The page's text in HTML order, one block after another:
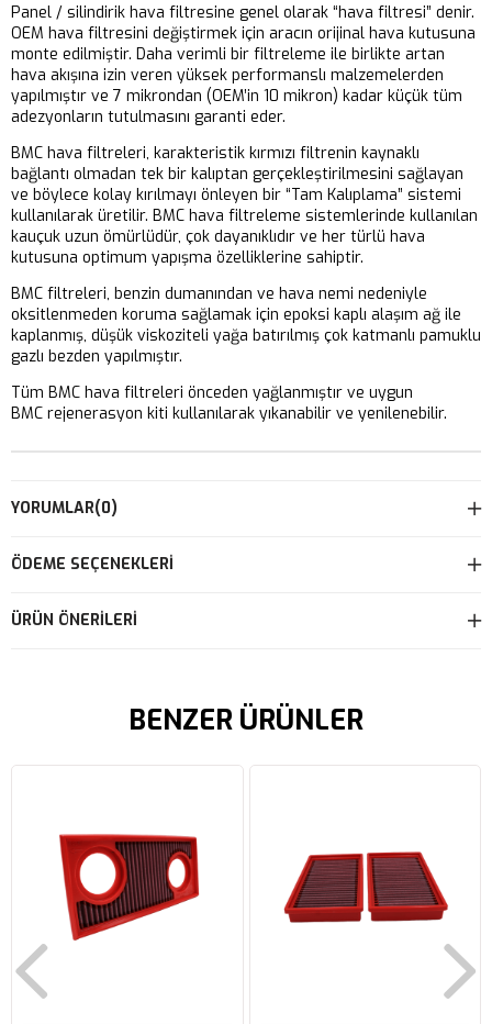
Panel / silindirik hava filtresine genel olarak “hava filtresi” denir.
OEM hava filtresini değiştirmek için aracın orijinal hava kutusuna
monte edilmiştir. Daha verimli bir filtreleme ile birlikte artan
hava akışına izin veren yüksek performanslı malzemelerden
yapılmıştır ve 7 mikrondan (OEM’in 10 mikron) kadar küçük tüm
adezyonların tutulmasını garanti eder.
BMC hava filtreleri, karakteristik kırmızı filtrenin kaynaklı
bağlantı olmadan tek bir kalıptan gerçekleştirilmesini sağlayan
ve böylece kolay kırılmayı önleyen bir “Tam Kalıplama” sistemi
kullanılarak üretilir. BMC hava filtreleme sistemlerinde kullanılan
kauçuk uzun ömürlüdür, çok dayanıklıdır ve her türlü hava
kutusuna optimum yapışma özelliklerine sahiptir.
BMC filtreleri, benzin dumanından ve hava nemi nedeniyle
oksitlenmeden koruma sağlamak için epoksi kaplı alaşım ağ ile
kaplanmış, düşük viskoziteli yağa batırılmış çok katmanlı pamuklu
gazlı bezden yapılmıştır.
Tüm BMC hava filtreleri önceden yağlanmıştır ve uygun
BMC rejenerasyon kiti kullanılarak yıkanabilir ve yenilenebilir.
YORUMLAR(0)
ÖDEME SEÇENEKLERI
ÜRÜN ÖNERILERI
BENZER ÜRÜNLER